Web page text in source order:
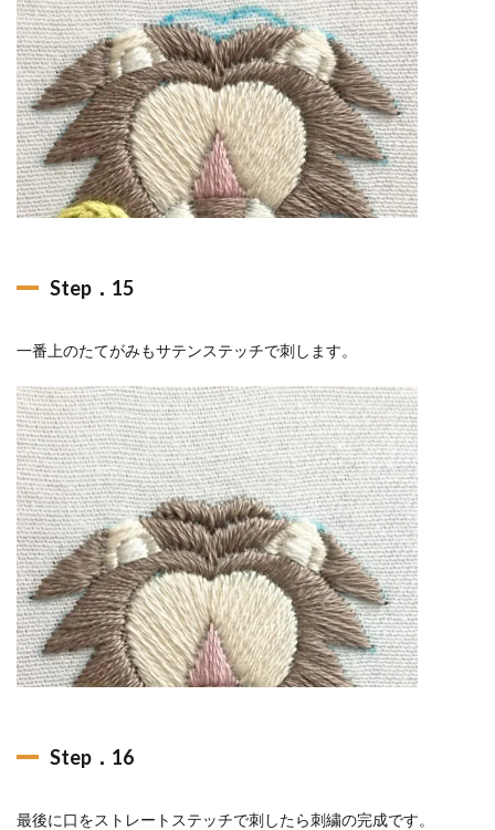
Step．15
一番上のたてがみもサテンステッチで刺します。
Step．16
最後に口をストレートステッチで刺したら刺繍の完成です。